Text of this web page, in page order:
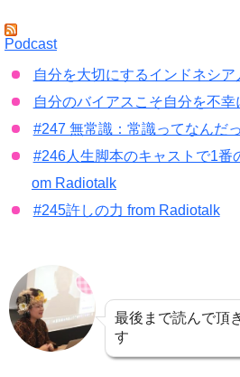
Podcast
自分を大切にするインドネシ
自分のバイアスこそ自分を不
#247 無常識：常識ってなんだ
#246人生脚本のキャストで1番
om Radiotalk
#245許しの力 from Radiotalk
最後まで読んで頂
す